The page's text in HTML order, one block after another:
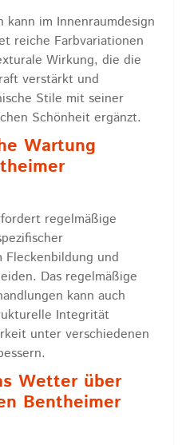
kann im Innenraumdesign
reiche Farbvariationen
Wirkung, die die
verstärkt und
Stile mit seiner
Schönheit ergänzt.
Wartung
regelmäßige
Fleckenbildung und
Das regelmäßige
kann auch
Integrität
unter verschiedenen
Wetter über
Bentheimer